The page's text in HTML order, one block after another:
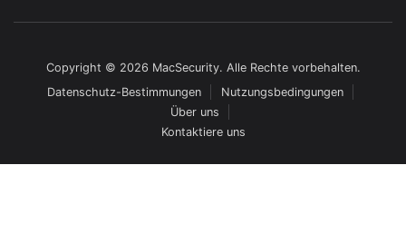
Copyright © 2026 MacSecurity. Alle Rechte vorbehalten.
Datenschutz-Bestimmungen
Nutzungsbedingungen
Über uns
Kontaktiere uns